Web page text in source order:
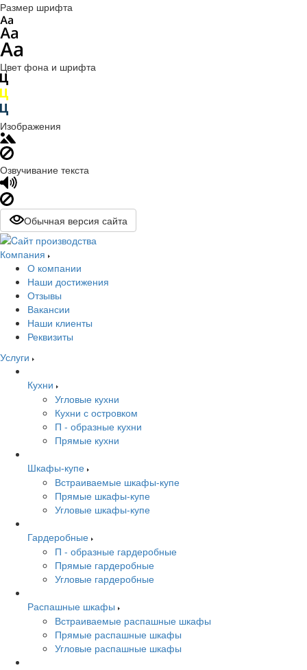
Размер шрифта
Цвет фона и шрифта
Изображения
Озвучивание текста
Обычная версия сайта
Компания
О компании
Наши достижения
Отзывы
Вакансии
Наши клиенты
Реквизиты
Услуги
Кухни
Угловые кухни
Кухни с островком
П - образные кухни
Прямые кухни
Шкафы-купе
Встраиваемые шкафы-купе
Прямые шкафы-купе
Угловые шкафы-купе
Гардеробные
П - образные гардеробные
Прямые гардеробные
Угловые гардеробные
Распашные шкафы
Встраиваемые распашные шкафы
Прямые распашные шкафы
Угловые распашные шкафы